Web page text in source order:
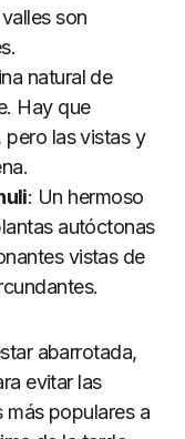
son
natural de
Hay que
pero las vistas y
: Un hermoso
autóctonas
vistas de
abarrotada,
evitar las
más populares a